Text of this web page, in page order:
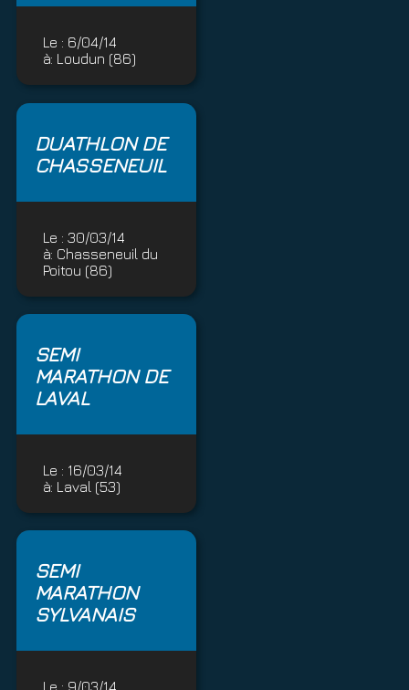
Le : 6/04/14
à: Loudun (86)
DUATHLON DE
CHASSENEUIL
Le :30/03/14
à: Chasseneuil du
Poitou (86)
SEMI
MARATHON DE
LAVAL
Le : 16/03/14
à: Laval (53)
SEMI
MARATHON
SYLVANAIS
Le : 9/03/14